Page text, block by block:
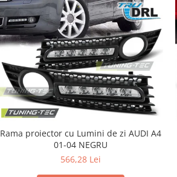
Rama proiector cu Lumini de zi AUDI A4
01-04 NEGRU
566,28 Lei